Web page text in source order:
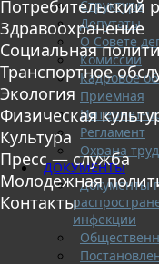
Структура
Депутаты
О Совете
Комиссии
Кадровое
Приемная
Интернет-
Регламент
Охрана
ДОКУМЕНТЫ
Документы
инфекции
Потребительский
Здравоохранение
Социальная
Транспортное
Экология
Физическая
Культура
Пресс — служба
Молодежная
Контакты